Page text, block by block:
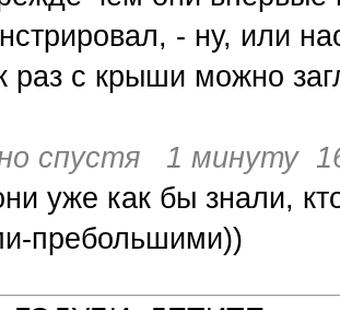
- ну, или
раз с крыши можно
спустя 1 минуту
уже как бы знали,
пребольшими))